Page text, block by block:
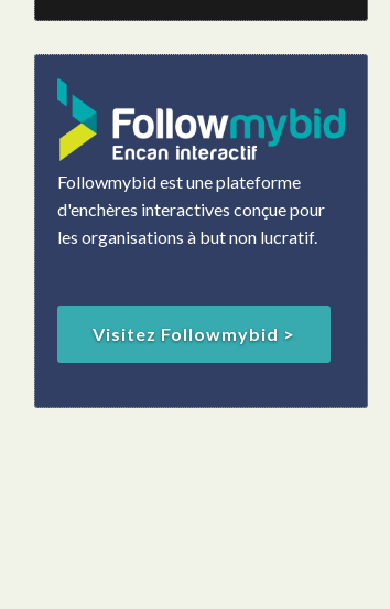
Followmybid est une plateforme
d'enchères interactives conçue pour
les organisations à but non lucratif.
Visitez Followmybid >